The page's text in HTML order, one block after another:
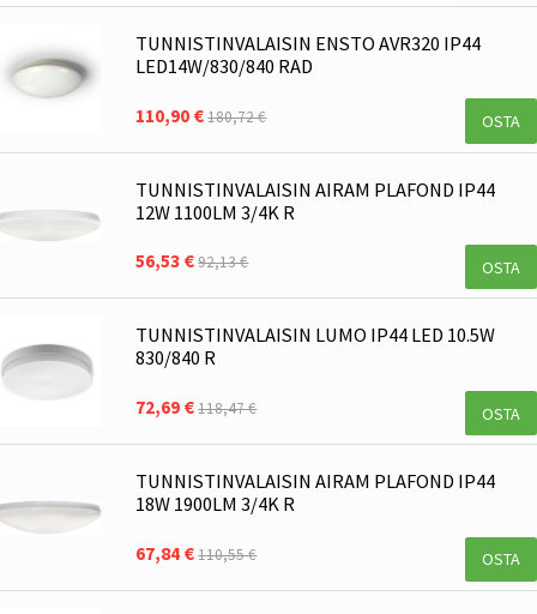
TUNNISTINVALAISIN ENSTO AVR320 IP44
LED14W/830/840 RAD
110,90 €180,72 € OSTA
TUNNISTINVALAISIN AIRAM PLAFOND IP44
12W 1100LM 3/4K R
56,53 €92,13 € OSTA
TUNNISTINVALAISIN LUMO IP44 LED 10.5W
830/840 R
72,69 €118,47 € OSTA
TUNNISTINVALAISIN AIRAM PLAFOND IP44
18W 1900LM 3/4K R
67,84 €110,55 € OSTA